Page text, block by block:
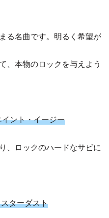
る名曲です。明るく希望が
、本物のロックを与えよう
ント・イージー
、ロックのハードなサビに
ターダスト